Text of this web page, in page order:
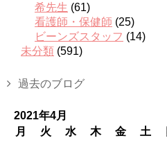
希先生 (61)
看護師・保健師 (25)
ビーンズスタッフ (14)
未分類 (591)
過去のブログ
2021年4月
月
火 水 木 金 土